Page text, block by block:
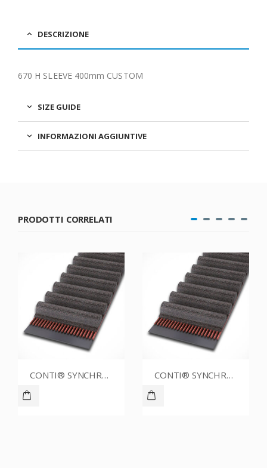
DESCRIZIONE
670 H SLEEVE 400mm CUSTOM
SIZE GUIDE
INFORMAZIONI AGGIUNTIVE
PRODOTTI CORRELATI
CONTI® SYNCHROBELT 54XL012 CONTI® SYNCHROBELT 90XL031